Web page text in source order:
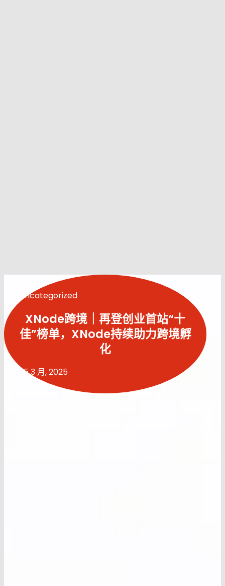
Uncategorized
XNode跨境｜再登创业首站“十
佳”榜单，XNode持续助力跨境孵
化
25 3 月, 2025